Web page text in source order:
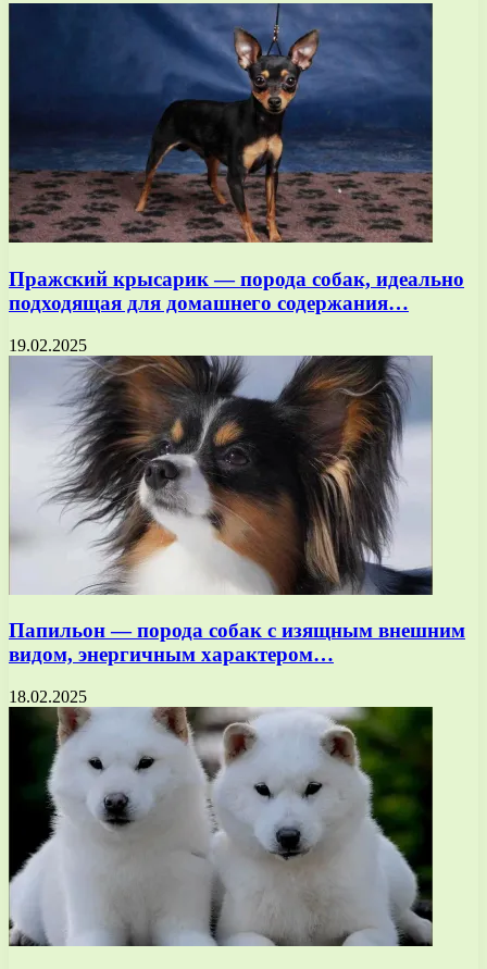
Пражский крысарик — порода собак, идеально
подходящая для домашнего содержания…
19.02.2025
Папильон — порода собак с изящным внешним
видом, энергичным характером…
18.02.2025